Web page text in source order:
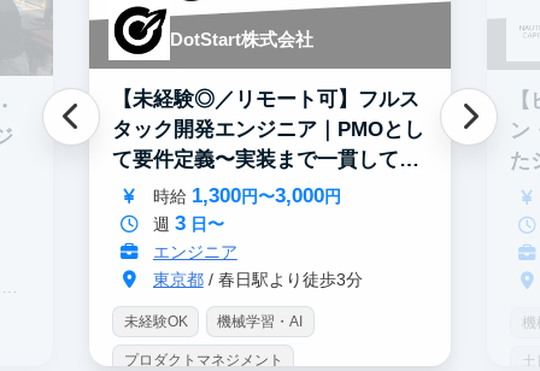
DotStart株式会社
【未経験◎／リモート可】フルス
タック開発エンジニア｜PMOとし
て要件定義〜実装まで一貫して担
当
時給 1,300円〜3,000円
週 3日〜
エンジニア
東京都/ 春日駅より徒歩3分
未経験OK 機械学習・AI
プロダクトマネジメント
ン
た
機